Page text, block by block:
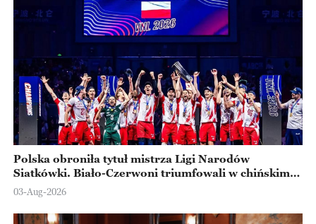
Polska obroniła tytuł mistrza Ligi Narodów
Siatkówki. Biało-Czerwoni triumfowali w chińskim
Ningbo
03-Aug-2026